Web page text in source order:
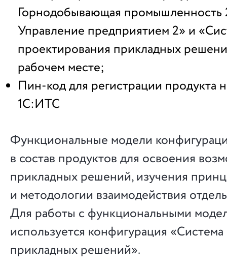
Горнодобывающая промышленность
Управление предприятием 2» и
проектирования прикладных
рабочем месте;
Пин-код для регистрации продукта
1С:ИТС
Функциональные модели
в состав продуктов для освоения
прикладных решений, изучения
и методологии взаимодействия
Для работы с функциональными
используется конфигурация
прикладных решений».